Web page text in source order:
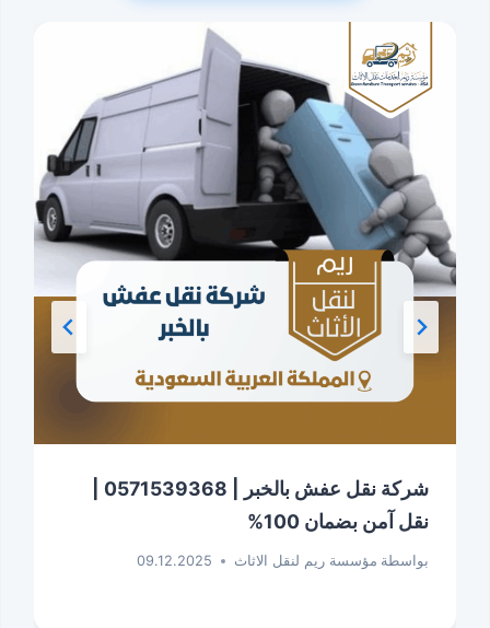
نقل آمن بضمان 100%
بواسطة مؤسسة ريم لنقل الاثاث 09.12.2025